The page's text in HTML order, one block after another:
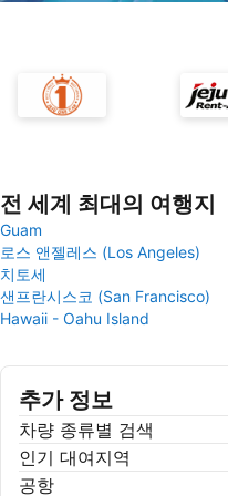
전 세계 최대의 여행지
Guam
로스 앤젤레스 (Los Angeles)
치토세
샌프란시스코 (San Francisco)
Hawaii - Oahu Island
추가 정보
차량 종류별 검색
인기 대여지역
공항